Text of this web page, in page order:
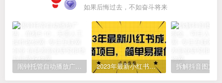
如果后悔过去，不如奋斗将来
闹钟托管自动播放广告，单机5-10，无需人工操作 2023年最新小红书成人电商项目，简单易操作【详细教程】